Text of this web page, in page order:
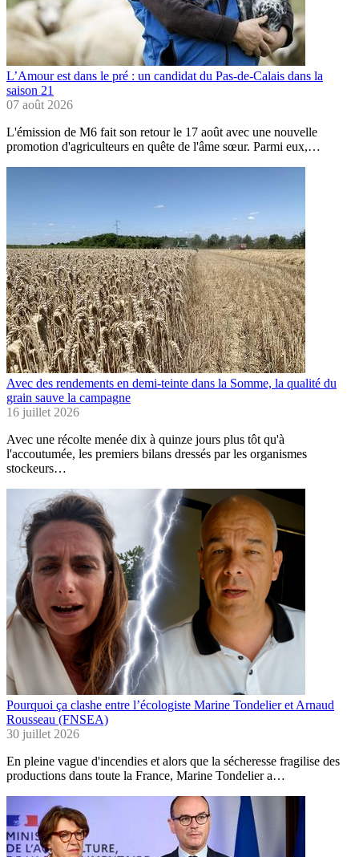
L’Amour est dans le pré : un candidat du Pas-de-Calais dans la
saison 21
07 août 2026
L'émission de M6 fait son retour le 17 août avec une nouvelle
promotion d'agriculteurs en quête de l'âme sœur. Parmi eux,…
Avec des rendements en demi-teinte dans la Somme, la qualité du
grain sauve la campagne
16 juillet 2026
Avec une récolte menée dix à quinze jours plus tôt qu'à
l'accoutumée, les premiers bilans dressés par les organismes
stockeurs…
Pourquoi ça clashe entre l’écologiste Marine Tondelier et Arnaud
Rousseau (FNSEA)
30 juillet 2026
En pleine vague d'incendies et alors que la sécheresse fragilise des
productions dans toute la France, Marine Tondelier a…